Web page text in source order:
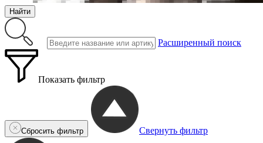
Найти
Расширенный поиск
Показать фильтр
Сбросить фильтр Свернуть фильтр